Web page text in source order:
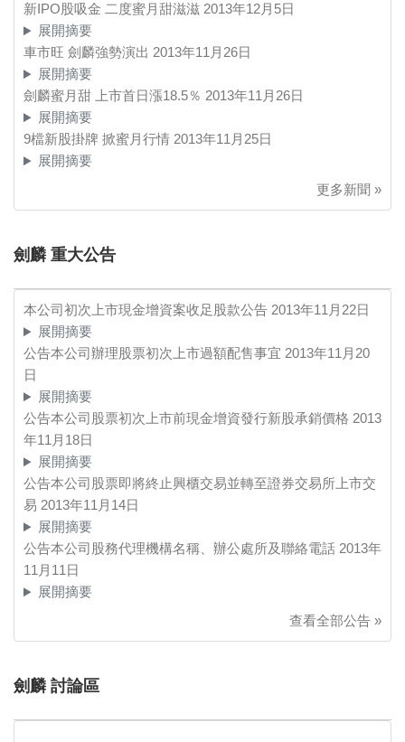
新IPO股吸金 二度蜜月甜滋滋 2013年12月5日
展開摘要
車市旺 劍麟強勢演出 2013年11月26日
展開摘要
劍麟蜜月甜 上市首日漲18.5％ 2013年11月26日
展開摘要
9檔新股掛牌 掀蜜月行情 2013年11月25日
展開摘要
更多新聞 »
劍麟 重大公告
本公司初次上市現金增資案收足股款公告 2013年11月22日
展開摘要
公告本公司辦理股票初次上市過額配售事宜 2013年11月20
日
展開摘要
公告本公司股票初次上市前現金增資發行新股承銷價格 2013
年11月18日
展開摘要
公告本公司股票即將終止興櫃交易並轉至證券交易所上市交
易 2013年11月14日
展開摘要
公告本公司股務代理機構名稱、辦公處所及聯絡電話 2013年
11月11日
展開摘要
查看全部公告 »
劍麟 討論區